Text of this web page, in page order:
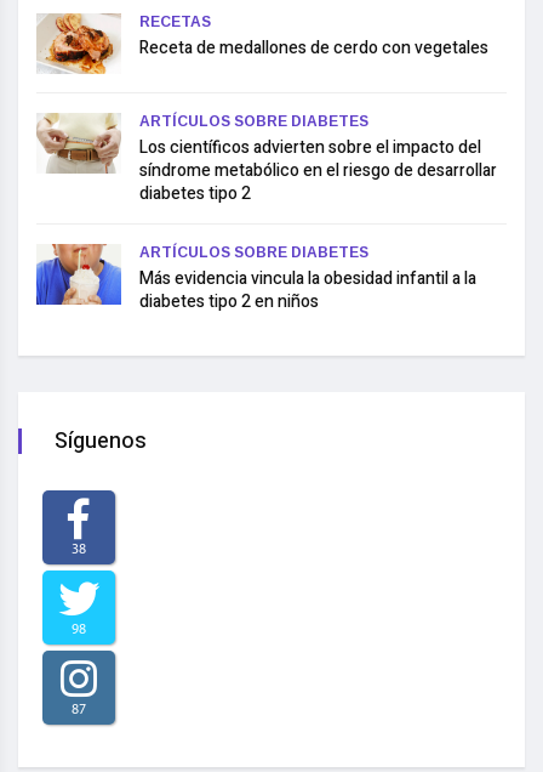
RECETAS
Receta de medallones de cerdo con vegetales
ARTÍCULOS SOBRE DIABETES
Los científicos advierten sobre el impacto del
síndrome metabólico en el riesgo de desarrollar
diabetes tipo 2
ARTÍCULOS SOBRE DIABETES
Más evidencia vincula la obesidad infantil a la
diabetes tipo 2 en niños
Síguenos
38
98
87